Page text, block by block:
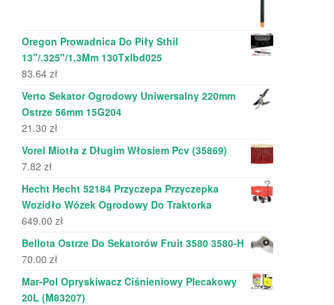
Oregon Prowadnica Do Piły Sthil
13"/.325"/1,3Mm 130Txlbd025
83.64 zł
Verto Sekator Ogrodowy Uniwersalny 220mm
Ostrze 56mm 15G204
21.30 zł
Vorel Miotła z Długim Włosiem Pcv (35869)
7.82 zł
Hecht Hecht 52184 Przyczepa Przyczepka
Wozidło Wózek Ogrodowy Do Traktorka
649.00 zł
Bellota Ostrze Do Sekatorów Fruit 3580 3580-H
70.00 zł
Mar-Pol Opryskiwacz Ciśnieniowy Plecakowy
20L (M83207)